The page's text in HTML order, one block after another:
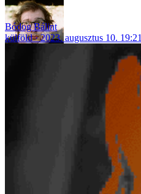
Bódog Bálint
külföld
2023. augusztus 10. 19:21